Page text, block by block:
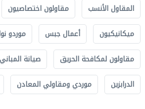
المقاول الأنسب
مقاولون اختصاصيون
ميكانيكيون
أعمال جبس موردو
مقاولون لمكافحة الحريق
صيانة المباني
الدرابزين
موردي ومقاولي المعادن